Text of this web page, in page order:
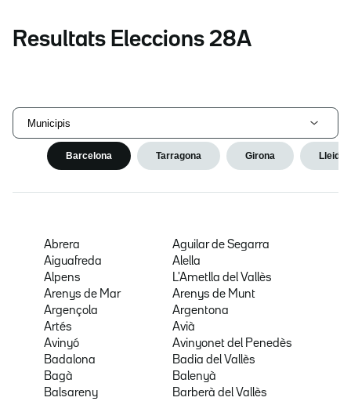
Resultats Eleccions 28A
Municipis
Barcelona Tarragona Girona Lleida
Abrera
Aguilar de Segarra
Aiguafreda
Alella
Alpens
L'Ametlla del Vallès
Arenys de Mar
Arenys de Munt
Argençola
Argentona
Artés
Avià
Avinyó
Avinyonet del Penedès
Badalona
Badia del Vallès
Bagà
Balenyà
Balsareny
Barberà del Vallès